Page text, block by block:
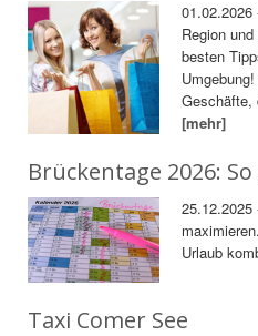
01.02.2026
Region
besten
Geschäfte,
[mehr]
Brückentage 2026: So
Urlaub
Taxi Comer See